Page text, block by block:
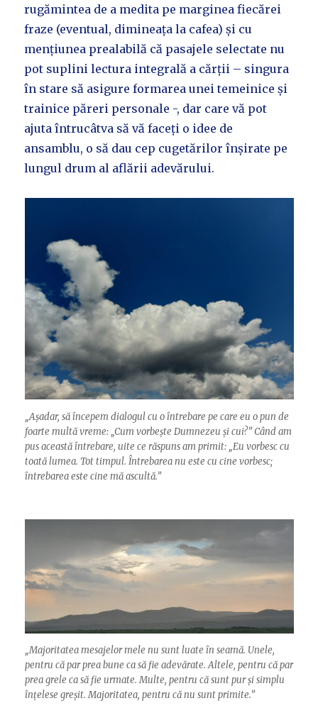
rugămintea de a medita pe marginea fiecărei
fraze (eventual, dimineața la cafea) și cu
mențiunea prealabilă că pasajele selectate nu
pot suplini lectura integrală a cărții – singura
în stare să asigure formarea unei temeinice și
trainice păreri personale -, dar care vă pot
ajuta întrucâtva să vă faceți o idee de
ansamblu, o să dau cep cugetărilor înșirate pe
lungul drum al aflării adevărului.
„Așadar, să începem dialogul cu o întrebare pe care eu o pun de
foarte multă vreme: „Cum vorbește Dumnezeu și cui?” Când am
pus această întrebare, uite ce răspuns am primit: „Eu vorbesc cu
toată lumea. Tot timpul. Întrebarea nu este cu cine vorbesc;
întrebarea este cine mă ascultă.”
„Majoritatea mesajelor mele nu sunt luate în seamă. Unele,
pentru că par prea bune ca să fie adevărate. Altele, pentru că par
prea grele ca să fie urmate. Multe, pentru că sunt pur și simplu
înțelese greșit. Majoritatea, pentru că nu sunt primite.”